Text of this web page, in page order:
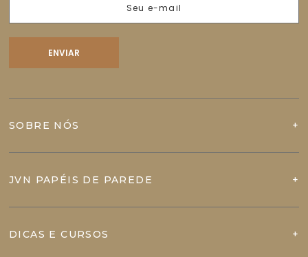
SOBRE NÓS
JVN PAPÉIS DE PAREDE
DICAS E CURSOS